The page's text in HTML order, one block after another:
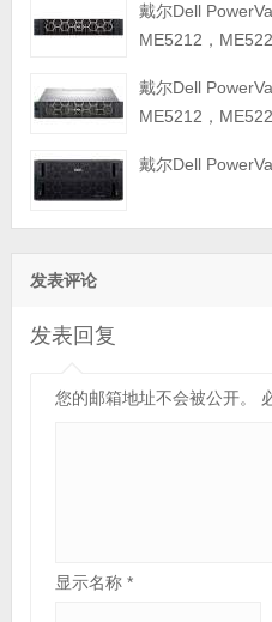
戴尔Dell
ME5212，
戴尔Dell
ME5212，
戴尔Dell
发表评论
发表回复
您的邮箱地址不会被公开。
显示名称 *